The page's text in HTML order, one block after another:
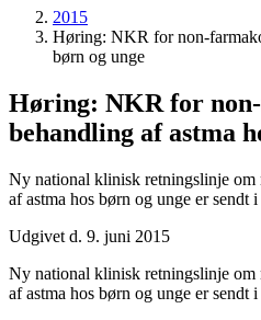
2015
Høring: NKR for non-
børn og unge
Høring: NKR for
behandling af astma
Ny national klinisk retningslinje
af astma hos børn og unge er sendt
Udgivet d. 9. juni 2015
Ny national klinisk retningslinje
af astma hos børn og unge er sendt